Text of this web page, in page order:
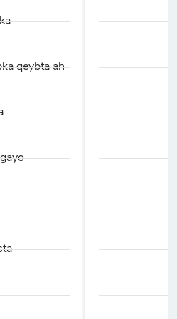
qeybta ah